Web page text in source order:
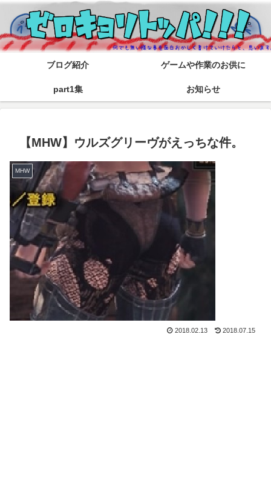
ブログ紹介 ゲームや作業のお供に
part1集 お知らせ
【MHW】ウルズグリーヴがえっちな件。
MHW
2018.02.13 2018.07.15